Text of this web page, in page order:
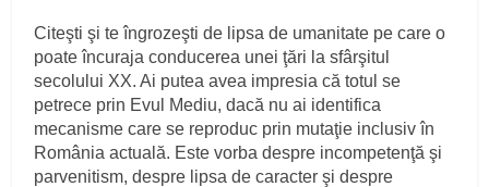
Citeşti şi te îngrozeşti de lipsa de umanitate pe care o
poate încuraja conducerea unei ţări la sfârşitul
secolului XX. Ai putea avea impresia că totul se
petrece prin Evul Mediu, dacă nu ai identifica
mecanisme care se reproduc prin mutaţie inclusiv în
România actuală. Este vorba despre incompetenţă şi
parvenitism, despre lipsa de caracter şi despre